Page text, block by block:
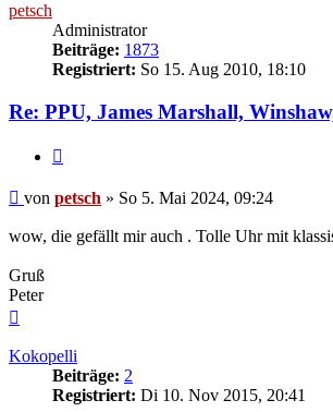
petsch
Administrator
Beiträge: 1873
Registriert: So 15. Aug 2010, 18:10
Re: PPU, James Marshall,
Beitrag
von petsch » So 5. Mai 2024, 09:24
wow, die gefällt mir auch . Tolle Uhr mit
Gruß
Peter
Kokopelli
Beiträge: 2
Registriert: Di 10. Nov 2015, 20:41